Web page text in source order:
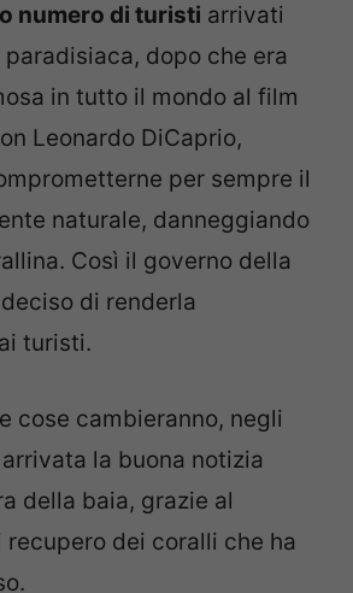
numero di turisti arrivati
dopo che era
in tutto il mondo al film
Leonardo DiCaprio,
per sempre il
naturale, danneggiando
Così il governo della
di renderla
turisti.
cose cambieranno, negli
la buona notizia
della baia, grazie al
dei coralli che ha